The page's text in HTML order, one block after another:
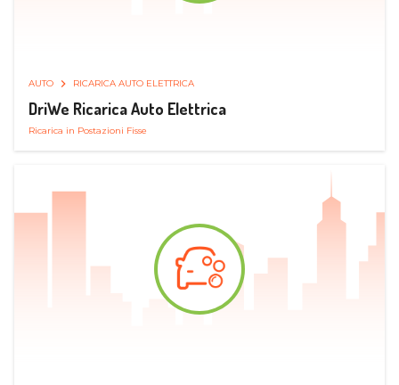
AUTO RICARICA AUTO ELETTRICA
DriWe Ricarica Auto Elettrica
Ricarica in Postazioni Fisse